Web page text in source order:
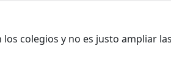
colegios y no es justo ampliar